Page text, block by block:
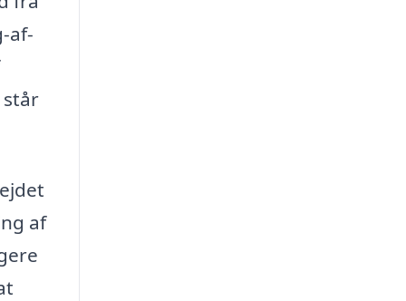
af-
står
af